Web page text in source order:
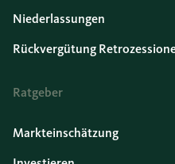
Niederlassungen
Rückvergütung
Ratgeber
Markteinschätzung